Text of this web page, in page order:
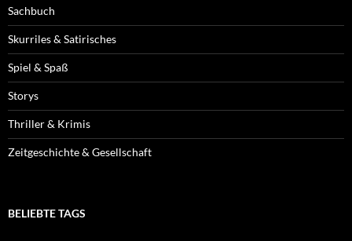
Sachbuch
Skurriles & Satirisches
Spiel & Spaß
Storys
Thriller & Krimis
Zeitgeschichte & Gesellschaft
BELIEBTE TAGS